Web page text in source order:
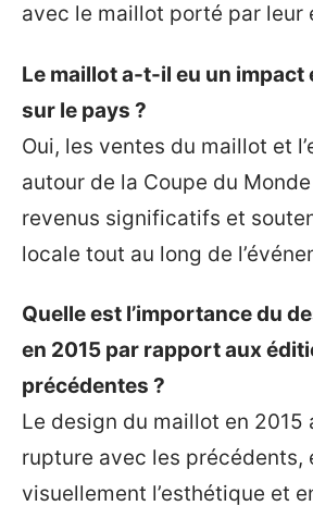
avec le maillot porté par leur
Le maillot a-t-il eu un impact
sur le pays ?
Oui, les ventes du maillot et
autour de la Coupe du
revenus significatifs et
locale tout au long de
Quelle est l’importance du
en 2015 par rapport aux
précédentes ?
Le design du maillot en 2015
rupture avec les précédents,
visuellement l’esthétique et